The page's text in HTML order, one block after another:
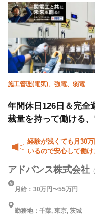
完全週休二日制
車・バイク通勤OK 転勤な
施工管理(電気)、強電、弱電
年間休日126日＆完全
裁量を持って働ける
経験が浅くても月30
いるので安心して働
アドバンス株式会社
月給：30万円〜55万円
勤務地：千葉, 東京, 茨城